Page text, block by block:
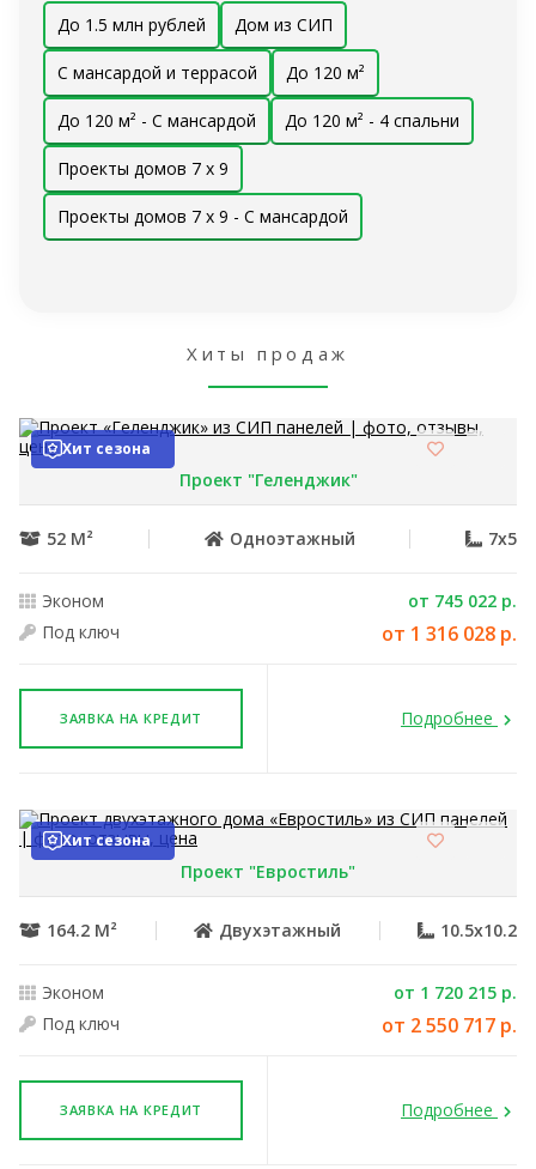
До 1.5 млн рублей Дом из СИП
С мансардой и террасой До 120 м²
До 120 м² - С мансардой До 120 м² - 4 спальни
Проекты домов 7 x 9
Проекты домов 7 x 9 - С мансардой
Хиты продаж
Хит сезона
Проект "Геленджик"
52 М² Одноэтажный 7x5
Эконом
от 745 022 р.
Под ключ
от 1 316 028 р.
ЗАЯВКА НА КРЕДИТ Подробнее
Хит сезона
Проект "Евростиль"
164.2 М² Двухэтажный 10.5x10.2
Эконом
от 1 720 215 р.
Под ключ
от 2 550 717 р.
ЗАЯВКА НА КРЕДИТ Подробнее